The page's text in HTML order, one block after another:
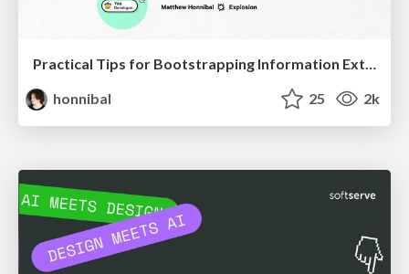
honnibal
25 2k